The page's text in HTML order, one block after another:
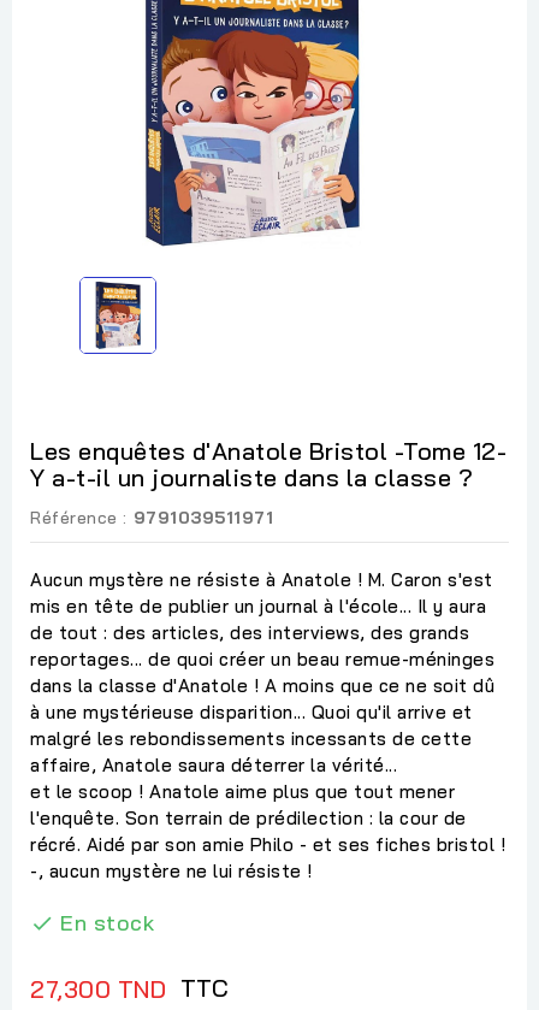
Les enquêtes d'Anatole Bristol -Tome 12-
Y a-t-il un journaliste dans la classe ?
Référence : 9791039511971
Aucun mystère ne résiste à Anatole ! M. Caron s'est
mis en tête de publier un journal à l'école... Il y aura
de tout : des articles, des interviews, des grands
reportages... de quoi créer un beau remue-méninges
dans la classe d'Anatole ! A moins que ce ne soit dû
à une mystérieuse disparition... Quoi qu'il arrive et
malgré les rebondissements incessants de cette
affaire, Anatole saura déterrer la vérité...
et le scoop ! Anatole aime plus que tout mener
l'enquête. Son terrain de prédilection : la cour de
récré. Aidé par son amie Philo - et ses fiches bristol !
-, aucun mystère ne lui résiste !
 En stock
27,300 TND TTC